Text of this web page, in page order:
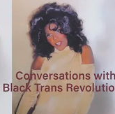
SNESITELNĚJŠÍ KLIMA
Kč
350 Kč